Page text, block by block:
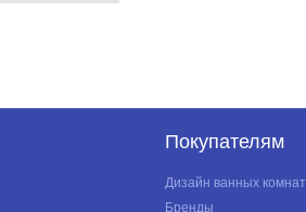
Покупателям
Дизайн ванных комнат
Бренды